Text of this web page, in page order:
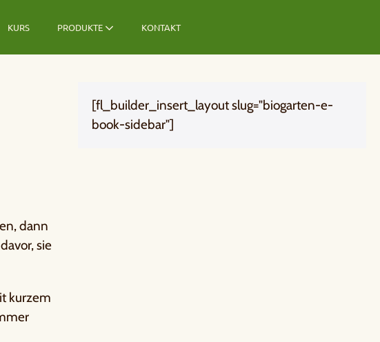
KURS PRODUKTE KONTAKT
dann
sie
kurzem
[fl_builder_insert_layout slug="biogarten-e-
book-sidebar"]